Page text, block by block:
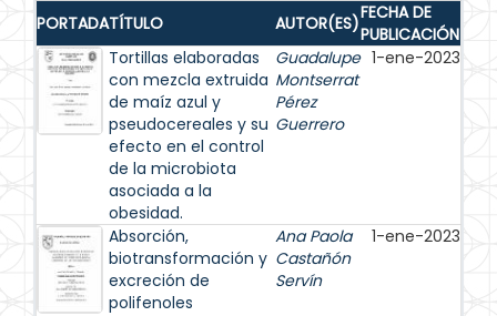
PORTADATÍTULO AUTOR(ES)FECHA DE
PUBLICACIÓN
Tortillas elaboradas
con mezcla extruida
de maíz azul y
pseudocereales y su
efecto en el control
de la microbiota
asociada a la
obesidad.
Guadalupe
Montserrat
Pérez
Guerrero
1-ene-2023
Absorción,
biotransformación y
excreción de
polifenoles
Ana Paola
Castañón
Servín
1-ene-2023